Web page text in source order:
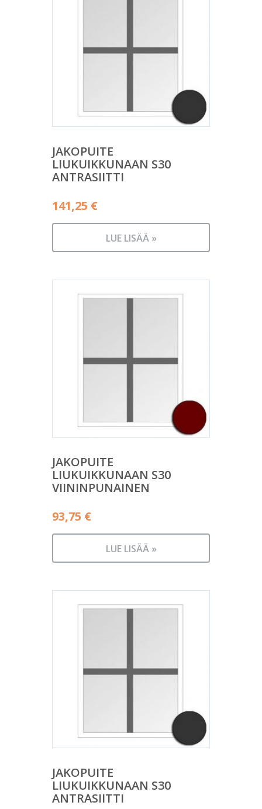
JAKOPUITE
LIUKUIKKUNAAN S30
ANTRASIITTI
141,25 €
LUE LISÄÄ »
JAKOPUITE
LIUKUIKKUNAAN S30
VIININPUNAINEN
93,75 €
LUE LISÄÄ »
JAKOPUITE
LIUKUIKKUNAAN S30
ANTRASIITTI